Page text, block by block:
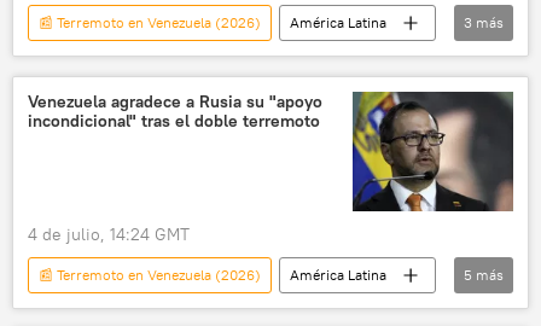
📰 Terremoto en Venezuela (2026)
América Latina
Venezuela
Jorge Rodríguez
desastres naturales
3 más
Venezuela agradece a Rusia su "apoyo
incondicional" tras el doble terremoto
4 de julio, 14:24 GMT
📰 Terremoto en Venezuela (2026)
América Latina
Venezuela
Moscú
Caracas
5 más